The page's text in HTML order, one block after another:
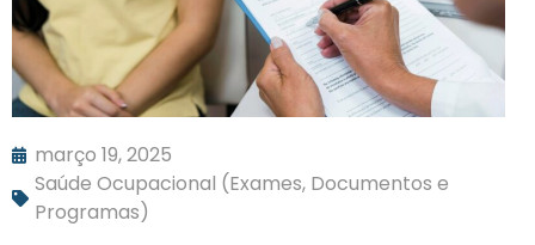
março 19, 2025
Saúde Ocupacional (Exames, Documentos e
Programas)